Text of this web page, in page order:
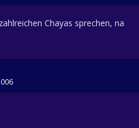
Chayas sprechen, na